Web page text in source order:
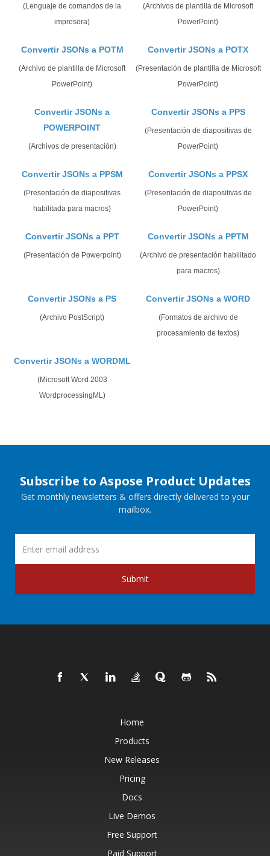
(Lenguaje de comandos de la
impresora)
(Archivos de plantilla de Microsoft
PowerPoint)
Convertir JSONs a POTM
(Archivo de plantilla de Microsoft
PowerPoint)
Convertir JSONs a POTX
(Presentación de plantilla de Microsoft
PowerPoint)
Convertir JSONs a
POWERPOINT
(Archivos de presentación)
Convertir JSONs a PPS
(Presentación de diapositivas de
PowerPoint)
Convertir JSONs a PPSM
(Presentación de diapositivas
habilitada para macros)
Convertir JSONs a PPSX
(Presentación de diapositivas de
PowerPoint)
Convertir JSONs a PPT
(Presentación de Powerpoint)
Convertir JSONs a PPTM
(Archivo de presentación habilitado
para macros)
Convertir JSONs a PS
(Archivo PostScript)
Convertir JSONs a WORD
(Formatos de archivo de
procesamiento de textos)
Convertir JSONs a WORDML
(Microsoft Word 2003
WordprocessingML)
Subscribe to Aspose Product Updates
Get monthly newsletters & offers directly delivered to your
mailbox.
Submit
Home
Products
New Releases
Pricing
Docs
Live Demos
Free Support
Paid Support